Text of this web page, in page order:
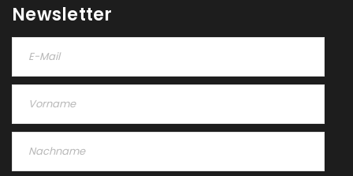
Newsletter